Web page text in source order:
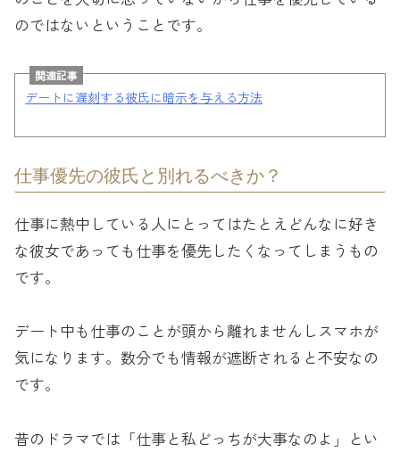
のではないということです。
関連記事
デートに遅刻する彼氏に暗示を与える方法
仕事優先の彼氏と別れるべきか？
仕事に熱中している人にとってはたとえどんなに好き
な彼女であっても仕事を優先したくなってしまうもの
です。
デート中も仕事のことが頭から離れませんしスマホが
気になります。数分でも情報が遮断されると不安なの
です。
昔のドラマでは「仕事と私どっちが大事なのよ」とい